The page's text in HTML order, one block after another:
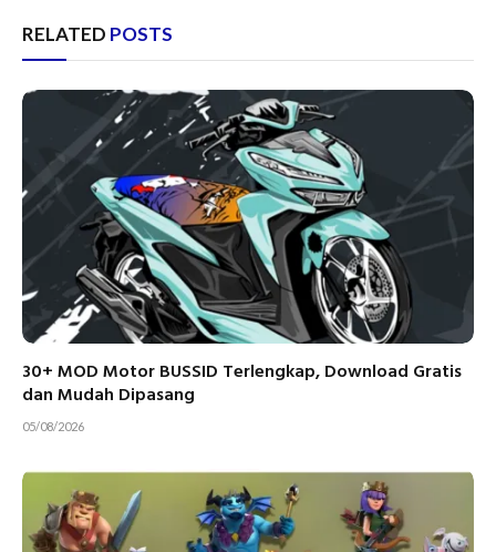
RELATED POSTS
30+ MOD Motor BUSSID Terlengkap, Download Gratis
dan Mudah Dipasang
05/08/2026